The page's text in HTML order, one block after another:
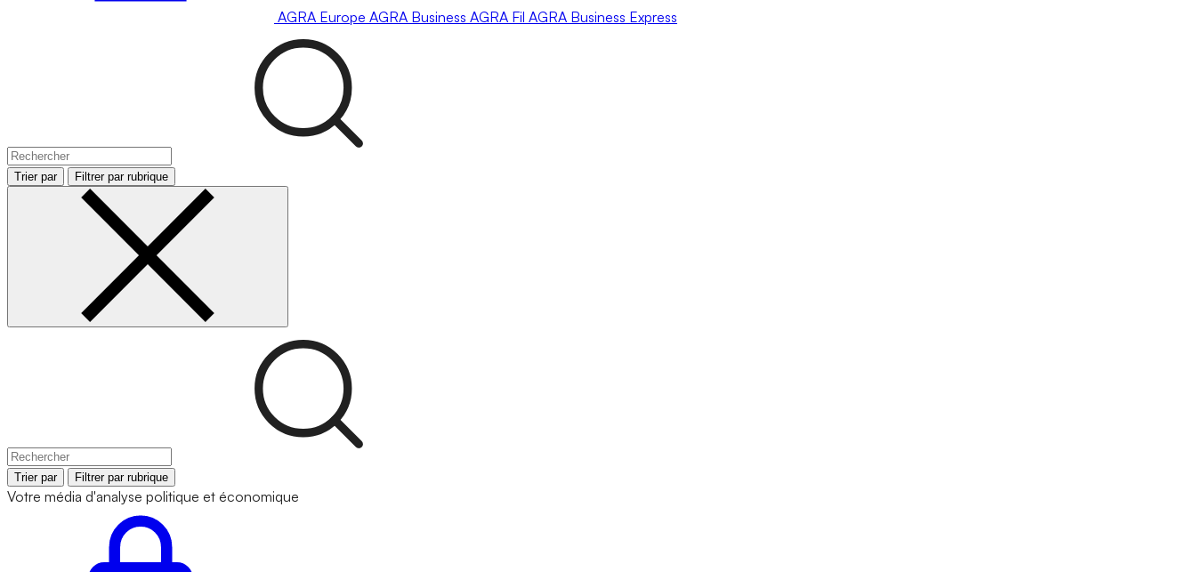
AGRA Europe AGRA Business AGRA Fil AGRA Business Express
Trier par Filtrer par rubrique
Trier par Filtrer par rubrique
Votre média d'analyse politique et économique